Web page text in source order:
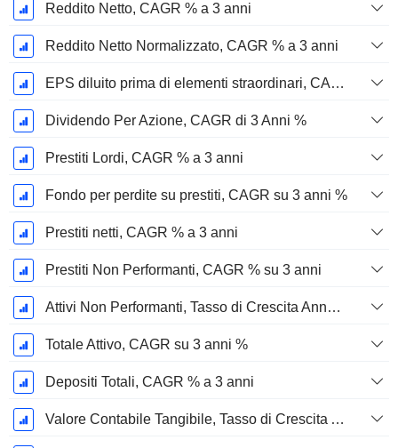
Reddito Netto, CAGR % a 3 anni
Reddito Netto Normalizzato, CAGR % a 3 anni
EPS diluito prima di elementi straordinari, CAGR su 3 anni %
Dividendo Per Azione, CAGR di 3 Anni %
Prestiti Lordi, CAGR % a 3 anni
Fondo per perdite su prestiti, CAGR su 3 anni %
Prestiti netti, CAGR % a 3 anni
Prestiti Non Performanti, CAGR % su 3 anni
Attivi Non Performanti, Tasso di Crescita Annuo Composto a 3 Anni %
Totale Attivo, CAGR su 3 anni %
Depositi Totali, CAGR % a 3 anni
Valore Contabile Tangibile, Tasso di Crescita Annuo Composto su 3 anni %